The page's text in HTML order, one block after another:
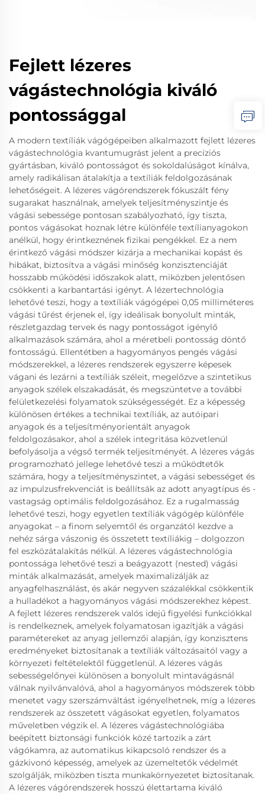
Fejlett lézeres
vágástechnológia kiváló
pontossággal
A modern textíliák vágógépeiben alkalmazott fejlett lézeres
vágástechnológia kvantumugrást jelent a precíziós
gyártásban, kiváló pontosságot és sokoldalúságot kínálva,
amely radikálisan átalakítja a textíliák feldolgozásának
lehetőségeit. A lézeres vágórendszerek fókuszált fény
sugarakat használnak, amelyek teljesítményszintje és
vágási sebessége pontosan szabályozható, így tiszta,
pontos vágásokat hoznak létre különféle textílianyagokon
anélkül, hogy érintkeznének fizikai pengékkel. Ez a nem
érintkező vágási módszer kizárja a mechanikai kopást és
hibákat, biztosítva a vágási minőség konzisztenciáját
hosszabb működési időszakok alatt, miközben jelentősen
csökkenti a karbantartási igényt. A lézertechnológia
lehetővé teszi, hogy a textíliák vágógépei 0,05 milliméteres
vágási tűrést érjenek el, így ideálisak bonyolult minták,
részletgazdag tervek és nagy pontosságot igénylő
alkalmazások számára, ahol a méretbeli pontosság döntő
fontosságú. Ellentétben a hagyományos pengés vágási
módszerekkel, a lézeres rendszerek egyszerre képesek
vágani és lezárni a textíliák széleit, megelőzve a szintetikus
anyagok szélek elszakadását, és megszüntetve a további
felületkezelési folyamatok szükségességét. Ez a képesség
különösen értékes a technikai textíliák, az autóipari
anyagok és a teljesítményorientált anyagok
feldolgozásakor, ahol a szélek integritása közvetlenül
befolyásolja a végső termék teljesítményét. A lézeres vágás
programozható jellege lehetővé teszi a működtetők
számára, hogy a teljesítményszintet, a vágási sebességet és
az impulzusfrekvenciát is beállítsák az adott anyagtípus és -
vastagság optimális feldolgozásához. Ez a rugalmasság
lehetővé teszi, hogy egyetlen textíliák vágógép különféle
anyagokat – a finom selyemtől és organzától kezdve a
nehéz sárga vászonig és összetett textíliákig – dolgozzon
fel eszközátalakítás nélkül. A lézeres vágástechnológia
pontossága lehetővé teszi a beágyazott (nested) vágási
minták alkalmazását, amelyek maximalizálják az
anyagfelhasználást, és akár negyven százalékkal csökkentik
a hulladékot a hagyományos vágási módszerekhez képest.
A fejlett lézeres rendszerek valós idejű figyelési funkciókkal
is rendelkeznek, amelyek folyamatosan igazítják a vágási
paramétereket az anyag jellemzői alapján, így konzisztens
eredményeket biztosítanak a textíliák változásaitól vagy a
környezeti feltételektől függetlenül. A lézeres vágás
sebességelőnyei különösen a bonyolult mintavágásnál
válnak nyilvánvalóvá, ahol a hagyományos módszerek több
menetet vagy szerszámváltást igényelhetnek, míg a lézeres
rendszerek az összetett vágásokat egyetlen, folyamatos
műveletben végzik el. A lézeres vágástechnológiába
beépített biztonsági funkciók közé tartozik a zárt
vágókamra, az automatikus kikapcsoló rendszer és a
gázkivonó képesség, amelyek az üzemeltetők védelmét
szolgálják, miközben tiszta munkakörnyezetet biztosítanak.
A lézeres vágórendszerek hosszú élettartama kiváló